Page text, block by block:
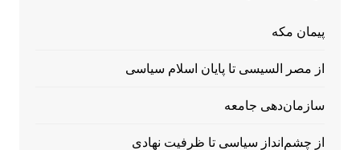
پیمان مکه
از مصر السیسی تا پایان اسلام سیاسی
سازمان‌دهی جامعه
از چشم‌انداز سیاسی تا ظرفیت نهادی